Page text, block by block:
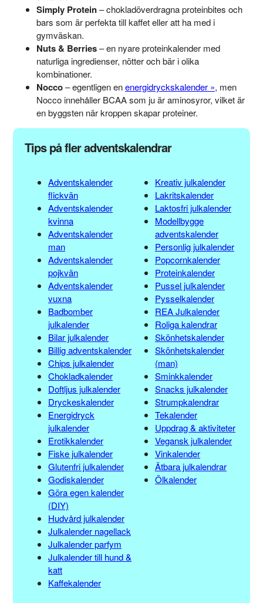
Simply Protein– chokladöverdragna proteinbites och
bars som är perfekta till kaffet eller att ha med i
gymväskan.
Nuts & Berries– en nyare proteinkalender med
naturliga ingredienser, nötter och bär i olika
kombinationer.
Nocco– egentligen enenergidryckskalender
, men
Nocco innehåller BCAA som ju är aminosyror, vilket är
en byggsten när kroppen skapar proteiner.
Tips på fler adventskalendrar
Adventskalender
flickvän
Adventskalender
kvinna
Adventskalender
man
Adventskalender
pojkvän
Adventskalender
vuxna
Badbomber
julkalender
Bilar julkalender
Billig adventskalender
Chips julkalender
Chokladkalender
Doftljus julkalender
Dryckeskalender
Energidryck
julkalender
Erotikkalender
Fiske julkalender
Glutenfri julkalender
Godiskalender
Göra egen kalender
(DIY)
Hudvård julkalender
Julkalender nagellack
Julkalender parfym
Julkalender till hund &
katt
Kaffekalender
Kreativ julkalender
Lakritskalender
Laktosfri julkalender
Modellbygge
adventskalender
Personlig julkalender
Popcornkalender
Proteinkalender
Pussel julkalender
Pysselkalender
REA Julkalender
Roliga kalendrar
Skönhetskalender
Skönhetskalender
(man)
Sminkkalender
Snacks julkalender
Strumpkalendrar
Tekalender
Uppdrag & aktiviteter
Vegansk julkalender
Vinkalender
Ätbara julkalendrar
Ölkalender